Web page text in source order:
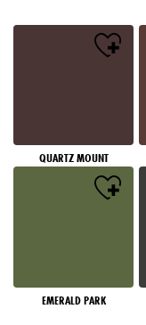
QUARTZ MOUNT
EMERALD PARK